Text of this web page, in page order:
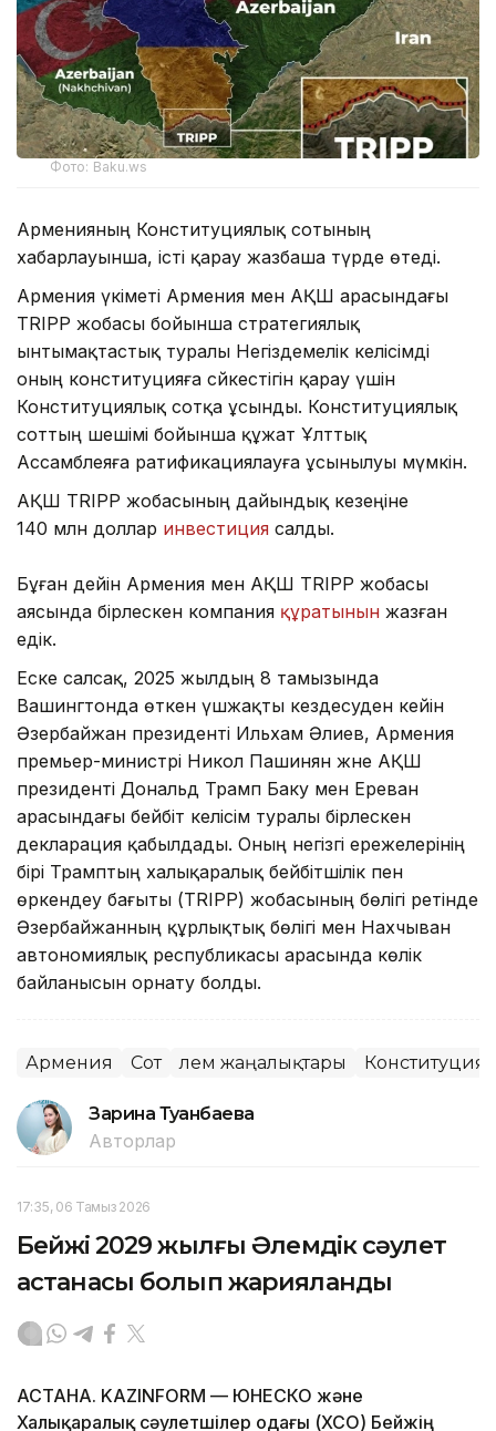
Фото: Baku.ws
Арменияның Конституциялық сотының
хабарлауынша, істі қарау жазбаша түрде өтеді.
Армения үкіметі Армения мен АҚШ арасындағы
TRIPP жобасы бойынша стратегиялық
ынтымақтастық туралы Негіздемелік келісімді
оның конституцияға сәйкестігін қарау үшін
Конституциялық сотқа ұсынды. Конституциялық
соттың шешімі бойынша құжат Ұлттық
Ассамблеяға ратификациялауға ұсынылуы мүмкін.
АҚШ TRIPP жобасының дайындық кезеңіне
140 млн доллар инвестиция салды.
Бұған дейін Армения мен АҚШ TRIPP жобасы
аясында бірлескен компания құратынын жазған
едік.
Еске салсақ, 2025 жылдың 8 тамызында
Вашингтонда өткен үшжақты кездесуден кейін
Әзербайжан президенті Ильхам Әлиев, Армения
премьер-министрі Никол Пашинян және АҚШ
президенті Дональд Трамп Баку мен Ереван
арасындағы бейбіт келісім туралы бірлескен
декларация қабылдады. Оның негізгі ережелерінің
бірі Трамптың халықаралық бейбітшілік пен
өркендеу бағыты (TRIPP) жобасының бөлігі ретінде
Әзербайжанның құрлықтық бөлігі мен Нахчыван
автономиялық республикасы арасында көлік
байланысын орнату болды.
Армения Сот Әлем жаңалықтары
Зарина Туғанбаева
Авторлар
17:35, 06 Тамыз 2026
Бейжің 2029 жылғы Әлемдік сәулет
астанасы болып жарияланды
АСТАНА. KAZINFORM — ЮНЕСКО және
Халықаралық сәулетшілер одағы (ХСО) Бейжің